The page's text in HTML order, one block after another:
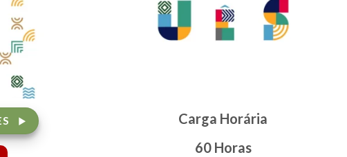
Carga Horária
60 Horas